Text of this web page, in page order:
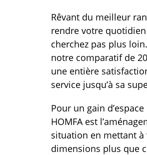
Rêvant du meilleur
rendre votre
cherchez pas plus
notre comparatif de
une entière
service jusqu’à sa
Pour un gain
HOMFA est
situation en mettant à
dimensions plus que